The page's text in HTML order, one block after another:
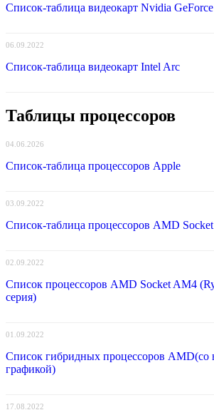
Список-таблица видеокарт Nvidia GeForce
06.09.2022
Список-таблица видеокарт Intel Arc
Таблицы процессоров
04.06.2026
Список-таблица процессоров Apple
03.09.2022
Список-таблица процессоров AMD
02.09.2022
Список процессоров AMD Socket AM4
серия)
01.09.2022
Список гибридных процессоров AMD(со
графикой)
17.08.2022